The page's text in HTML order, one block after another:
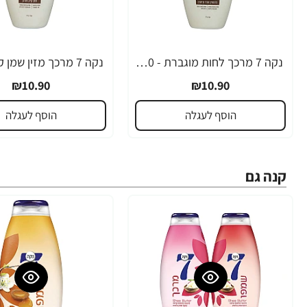
נקה 7 מרכך לחות מוגברת - 750 מ"ל
₪10.90
הוסף לעגלה
₪10.90
הוסף לעגלה
קנה גם